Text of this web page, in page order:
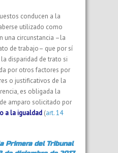
conducen a la
utilizado como
una circunstancia –la
de trabajo– que por sí
disparidad de trato si
por otros factores por
o justificativos de la
es obligada la
amparo solicitado por
a la igualdad (art. 14
Primera del Tribunal